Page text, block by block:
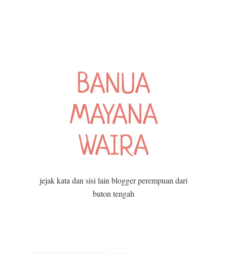
BANUA
MAYANA
WAIRA
jejak kata dan sisi lain blogger perempuan dari
buton tengah